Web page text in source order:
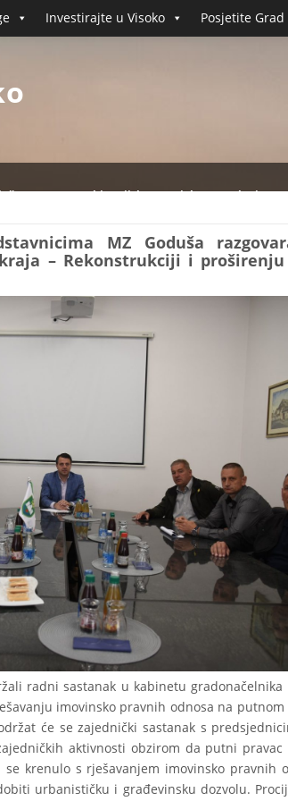
Investirajte u Visoko Posjetite Grad
razgovarao o historijskom projektu ovog kraja -
MZ Goduša
– Rekonstrukciji i
radni sastanak u kabinetu gradonačelnika
imovinsko pravnih odnosa na putnom
će se zajednički sastanak s
aktivnosti obzirom da putni pravac
krenulo s rješavanjem imovinsko pravnih
urbanističku i građevinsku dozvolu.